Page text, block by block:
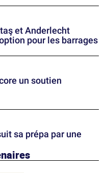
et Anderlecht
pour les barrages
un soutien
sa prépa par une